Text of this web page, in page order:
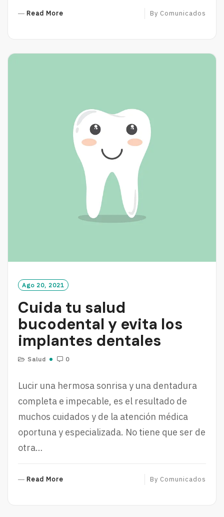
Read More By Comunicados
Ago 20, 2021
Cuida tu salud
bucodental y evita los
implantes dentales
Salud 0
Lucir una hermosa sonrisa y una dentadura
completa e impecable, es el resultado de
muchos cuidados y de la atención médica
oportuna y especializada. No tiene que ser de
otra…
Read More By Comunicados